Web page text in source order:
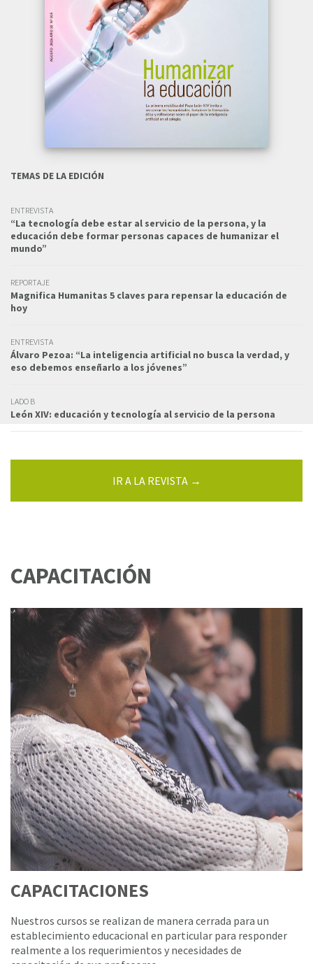
TEMAS DE LA EDICIÓN
ENTREVISTA
“La tecnología debe estar al servicio de la persona, y la
educación debe formar personas capaces de humanizar el
mundo”
REPORTAJE
Magnifica Humanitas 5 claves para repensar la educación de
hoy
ENTREVISTA
Álvaro Pezoa: “La inteligencia artificial no busca la verdad, y
eso debemos enseñarlo a los jóvenes”
LADO B
León XIV: educación y tecnología al servicio de la persona
IR A LA REVISTA →
CAPACITACIÓN
CAPACITACIONES
Nuestros cursos se realizan de manera cerrada para un
establecimiento educacional en particular para responder
realmente a los requerimientos y necesidades de